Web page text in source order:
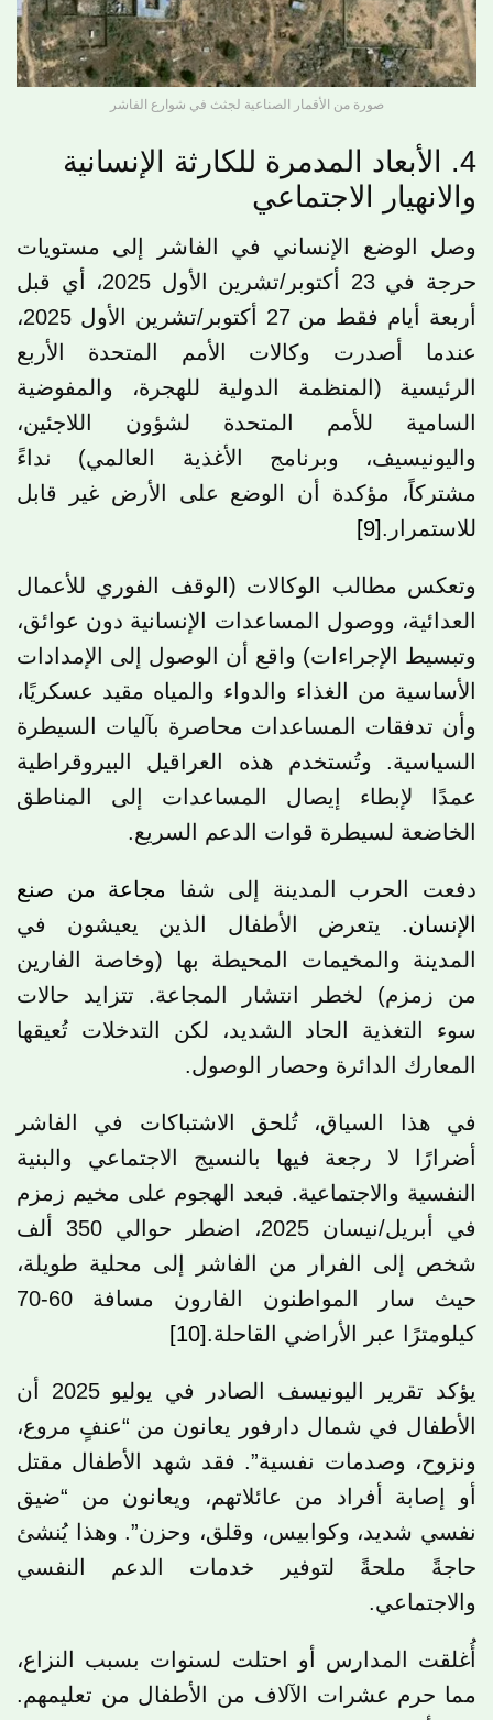
صورة من الأقمار الصناعية لجثث في شوارع الفاشر
4. الأبعاد المدمرة للكارثة الإنسانية
والانهيار الاجتماعي
وصل الوضع الإنساني في الفاشر إلى مستويات
حرجة في 23 أكتوبر/تشرين الأول 2025، أي قبل
أربعة أيام فقط من 27 أكتوبر/تشرين الأول 2025،
عندما أصدرت وكالات الأمم المتحدة الأربع
الرئيسية (المنظمة الدولية للهجرة، والمفوضية
السامية للأمم المتحدة لشؤون اللاجئين،
واليونيسيف، وبرنامج الأغذية العالمي) نداءً
مشتركاً، مؤكدة أن الوضع على الأرض غير قابل
للاستمرار.[9]
وتعكس مطالب الوكالات (الوقف الفوري للأعمال
العدائية، ووصول المساعدات الإنسانية دون عوائق،
وتبسيط الإجراءات) واقع أن الوصول إلى الإمدادات
الأساسية من الغذاء والدواء والمياه مقيد عسكريًا،
وأن تدفقات المساعدات محاصرة بآليات السيطرة
السياسية. وتُستخدم هذه العراقيل البيروقراطية
عمدًا لإبطاء إيصال المساعدات إلى المناطق
الخاضعة لسيطرة قوات الدعم السريع.
دفعت الحرب المدينة إلى شفا مجاعة من صنع
الإنسان. يتعرض الأطفال الذين يعيشون في
المدينة والمخيمات المحيطة بها (وخاصة الفارين
من زمزم) لخطر انتشار المجاعة. تتزايد حالات
سوء التغذية الحاد الشديد، لكن التدخلات تُعيقها
المعارك الدائرة وحصار الوصول.
في هذا السياق، تُلحق الاشتباكات في الفاشر
أضرارًا لا رجعة فيها بالنسيج الاجتماعي والبنية
النفسية والاجتماعية. فبعد الهجوم على مخيم زمزم
في أبريل/نيسان 2025، اضطر حوالي 350 ألف
شخص إلى الفرار من الفاشر إلى محلية طويلة،
حيث سار المواطنون الفارون مسافة 60-70
كيلومترًا عبر الأراضي القاحلة.[10]
يؤكد تقرير اليونيسف الصادر في يوليو 2025 أن
الأطفال في شمال دارفور يعانون من “عنفٍ مروع،
ونزوح، وصدمات نفسية”. فقد شهد الأطفال مقتل
أو إصابة أفراد من عائلاتهم، ويعانون من “ضيق
نفسي شديد، وكوابيس، وقلق، وحزن”. وهذا يُنشئ
حاجةً ملحةً لتوفير خدمات الدعم النفسي
والاجتماعي.
أُغلقت المدارس أو احتلت لسنوات بسبب النزاع،
مما حرم عشرات الآلاف من الأطفال من تعليمهم.